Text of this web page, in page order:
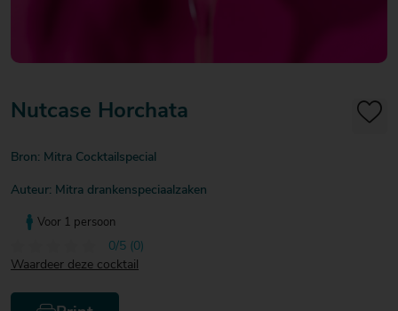
Nutcase Horchata
Bron: Mitra Cocktailspecial
Auteur: Mitra drankenspeciaalzaken
Voor 1 persoon
0/5 (0)
Waardeer deze cocktail